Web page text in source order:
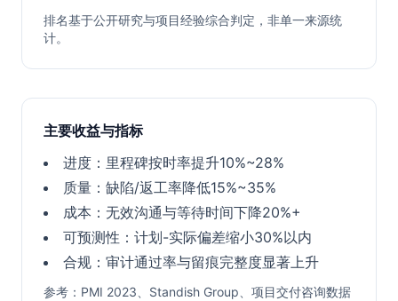
排名基于公开研究与项目经验综合判定，非单一来源统
计。
主要收益与指标
进度：里程碑按时率提升10%~28%
质量：缺陷/返工率降低15%~35%
成本：无效沟通与等待时间下降20%+
可预测性：计划-实际偏差缩小30%以内
合规：审计通过率与留痕完整度显著上升
参考：PMI 2023、Standish Group、项目交付咨询数据